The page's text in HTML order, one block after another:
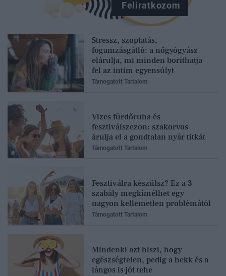
Feliratkozom
Stressz, szoptatás,
fogamzásgátló: a nőgyógyász
elárulja, mi minden boríthatja
fel az intim egyensúlyt
Támogatott Tartalom
Vizes fürdőruha és
fesztiválszezon: szakorvos
árulja el a gondtalan nyár titkát
Támogatott Tartalom
Fesztiválra készülsz? Ez a 3
szabály megkímélhet egy
nagyon kellemetlen problémától
Támogatott Tartalom
Mindenki azt hiszi, hogy
egészségtelen, pedig a hekk és a
lángos is jót tehe